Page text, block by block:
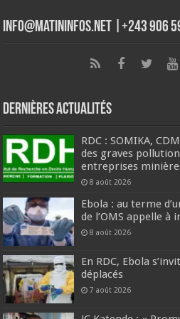
info@matininfos.net |+243 906
Dernières Actualités
RDC : SOMIKA,
des graves
entreprises
8 août 2026
Ebola : au terme
de l’OMS appelle
8 août 2026
En RDC, Ebola
déplacés
7 août 2026